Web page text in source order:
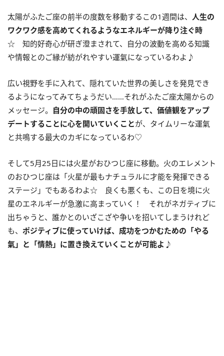
太陽がふたご座の前半の度数を移動するこの1週間は、 人生の
ワクワク感を高めてくれるようなエネルギーが降り注ぐ時
☆ 知的好奇心が研ぎ澄まされて、自分の波動を高める知識
や情報とのご縁が紡がれやすい運氣になっているわよ♪
広い視野を手に入れて、隠れていた世界の美しさを発見でき
るようになってみてちょうだい……それがふたご座太陽からの
メッセージ。 自分の中の頑固さを手放して、価値観をアップ
デートすることに心を開いていくことが、タイムリーな運氣
と共鳴する最大のカギになっているわ♡
そして5月25日には火星がおひつじ座に移動。火のエレメント
のおひつじ座は「火星が最もナチュラルに才能を発揮できる
ステージ」でもあるわよ☆ 良くも悪くも、この日を境に火
星のエネルギーが急激に高まっていく！ それがネガティブに
出ちゃうと、誰かとのいざこざや争いを招いてしまうけれど
も、 ポジティブに使っていけば、成功をつかむための「やる
氣」と「情熱」に置き換えていくことが可能よ ♪